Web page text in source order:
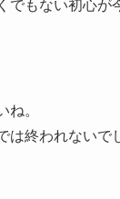
でもない初心が
ね。
は終われないで